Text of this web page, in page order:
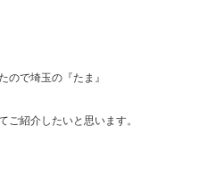
ので埼玉の『たま』
ご紹介したいと思います。